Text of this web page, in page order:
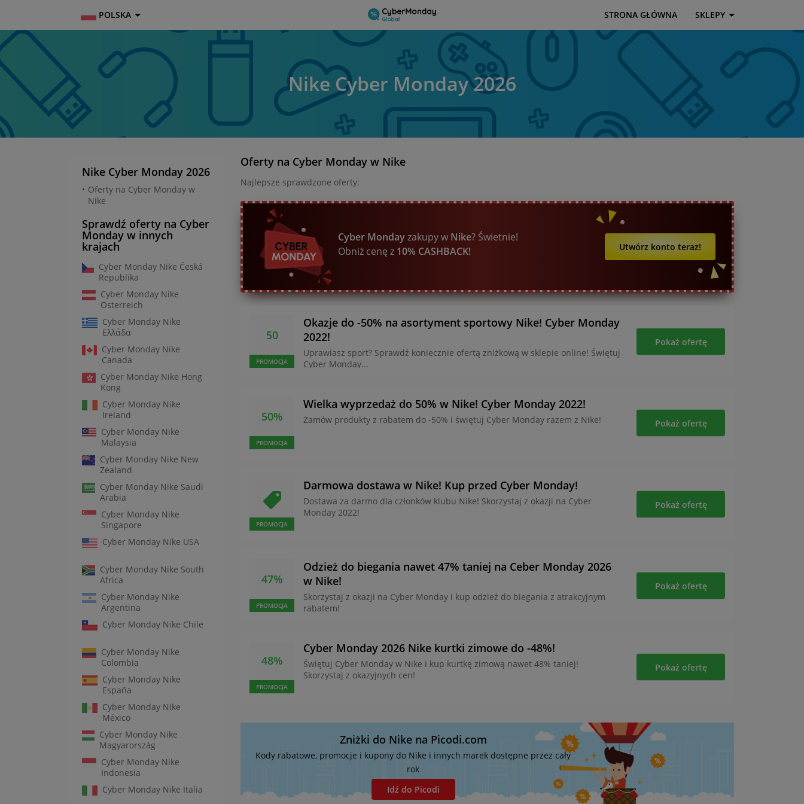
STRONA GŁÓWNA SKLEPY
POLSKA
Nike Cyber Monday 2026
Oferty na Cyber Monday w Nike
Najlepsze sprawdzone oferty:
Cyber Mondayzakupy w Nike? Świetnie!
Obniż cenę z 10% CASHBACK! Utwórz konto teraz!
50
PROMOCJA
Okazje do -50% na asortyment sportowy Nike! Cyber Monday
2022!
Uprawiasz sport? Sprawdź koniecznie ofertą zniżkową w sklepie online! Świętuj
Cyber Monday...
Pokaż ofertę
50%
PROMOCJA
Wielka wyprzedaż do 50% w Nike! Cyber Monday 2022!
Zamów produkty z rabatem do -50% i świętuj Cyber Monday razem z Nike! Pokaż ofertę
PROMOCJA
Darmowa dostawa w Nike! Kup przed Cyber Monday!
Dostawa za darmo dla członków klubu Nike! Skorzystaj z okazji na Cyber
Monday 2022!
Pokaż ofertę
47%
PROMOCJA
Odzież do biegania nawet 47% taniej na Ceber Monday 2026
w Nike!
Skorzystaj z okazji na Cyber Monday i kup odzież do biegania z atrakcyjnym
rabatem!
Pokaż ofertę
48%
PROMOCJA
Cyber Monday 2026 Nike kurtki zimowe do -48%!
Świętuj Cyber Monday w Nike i kup kurtkę zimową nawet 48% taniej!
Skorzystaj z okazyjnych cen!
Pokaż ofertę
Zniżki do Nike na Picodi.com
Kody rabatowe, promocje i kupony do Nike i innych marek dostępne przez cały
rok
Idź do Picodi
Nike Cyber Monday 2026
Oferty na Cyber Monday w
Nike
Sprawdź oferty na Cyber
Monday w innych
krajach
Cyber Monday Nike Česká
Republika
Cyber Monday Nike
Österreich
Cyber Monday Nike
Ελλάδα
Cyber Monday Nike
Canada
Cyber Monday Nike Hong
Kong
Cyber Monday Nike
Ireland
Cyber Monday Nike
Malaysia
Cyber Monday Nike New
Zealand
Cyber Monday Nike Saudi
Arabia
Cyber Monday Nike
Singapore
Cyber Monday Nike USA
Cyber Monday Nike South
Africa
Cyber Monday Nike
Argentina
Cyber Monday Nike Chile
Cyber Monday Nike
Colombia
Cyber Monday Nike
España
Cyber Monday Nike
México
Cyber Monday Nike
Magyarország
Cyber Monday Nike
Indonesia
Cyber Monday Nike Italia